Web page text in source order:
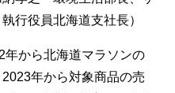
行役員北海道支社長）
から北海道マラソンの
年から対象商品の売